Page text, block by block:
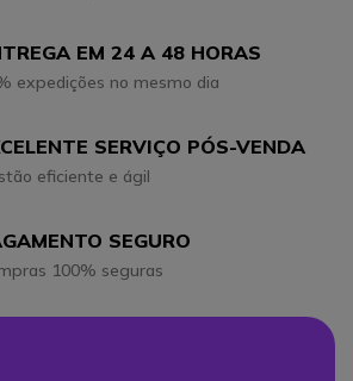
EM 24 A 48 HORAS
expedições no mesmo dia
SERVIÇO PÓS-VENDA
eficiente e ágil
SEGURO
100% seguras